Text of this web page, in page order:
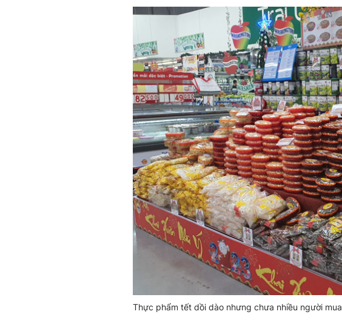
Thực phẩm tết dồi dào nhưng chưa nhiều người mua